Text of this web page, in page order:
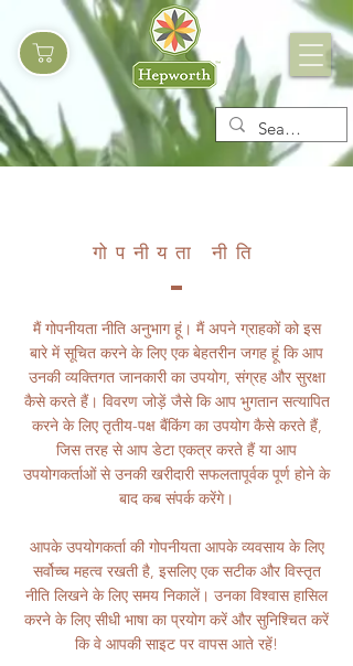
गोपनीयता नीति
मैं गोपनीयता नीति अनुभाग हूं। मैं अपने ग्राहकों को इस
बारे में सूचित करने के लिए एक बेहतरीन जगह हूं कि आप
उनकी व्यक्तिगत जानकारी का उपयोग, संग्रह और सुरक्षा
कैसे करते हैं। विवरण जोड़ें जैसे कि आप भुगतान सत्यापित
करने के लिए तृतीय-पक्ष बैंकिंग का उपयोग कैसे करते हैं,
जिस तरह से आप डेटा एकत्र करते हैं या आप
उपयोगकर्ताओं से उनकी खरीदारी सफलतापूर्वक पूर्ण होने के
बाद कब संपर्क करेंगे।
आपके उपयोगकर्ता की गोपनीयता आपके व्यवसाय के लिए
सर्वोच्च महत्व रखती है, इसलिए एक सटीक और विस्तृत
नीति लिखने के लिए समय निकालें। उनका विश्वास हासिल
करने के लिए सीधी भाषा का प्रयोग करें और सुनिश्चित करें
कि वे आपकी साइट पर वापस आते रहें!